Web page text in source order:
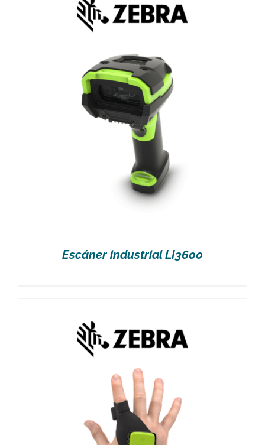
Escáner industrial LI3600